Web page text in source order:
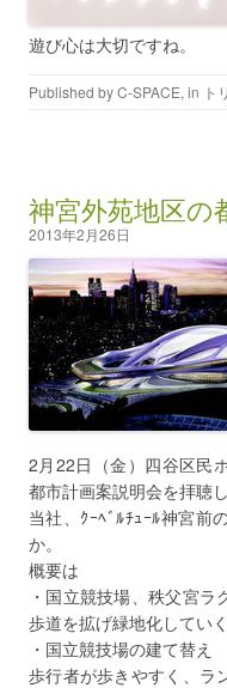
遊び心は大切ですね。
Published byC-SPACE, in ト
神宮外苑地区の
2013年2月26日
2月22日（金）四谷区民
都市計画案説明会を拝聴
当社、ｸｰﾍﾞﾙﾁｭｰﾙ神宮前
か。
概要は
・国立競技場、秩父宮
歩道を拡げ緑地化していく
・国立競技場の建て替え
歩行者が歩きやすく、ラ